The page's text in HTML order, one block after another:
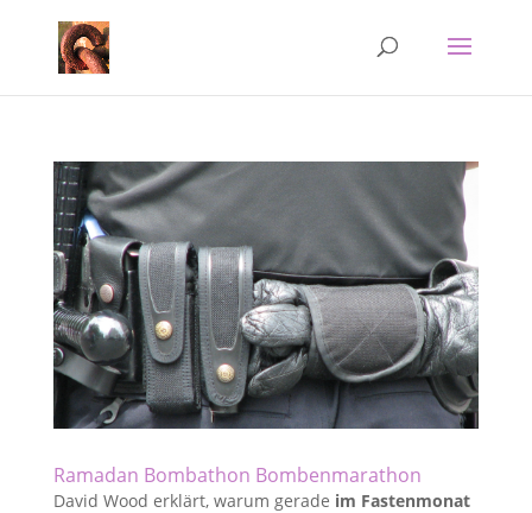
Ramadan Bombathon Bombenmarathon
David Wood erklärt, warum gerade im Fastenmonat